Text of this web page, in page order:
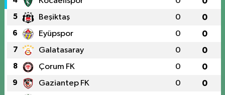
5 Beşiktaş 0 0
6 Eyüpspor 0 0
7 Galatasaray 0 0
8 Çorum FK 0 0
9 Gaziantep FK 0 0